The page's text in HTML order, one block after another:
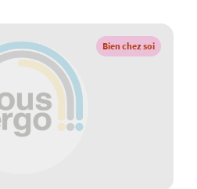
Bien chez soi